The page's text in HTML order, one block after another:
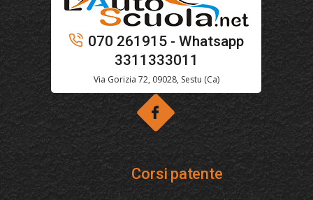
070 261915 - Whatsapp
3311333011
Via Gorizia 72, 09028, Sestu (Ca)
Corsi patente